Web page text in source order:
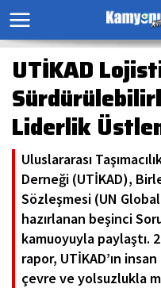
UTİKAD
Liderlik
Uluslararası
Derneği (UTİKAD),
Sözleşmesi (UN
hazırlanan beşinci
kamuoyuyla paylaştı.
rapor, UTİKAD’ın
çevre ve yolsuzlukla